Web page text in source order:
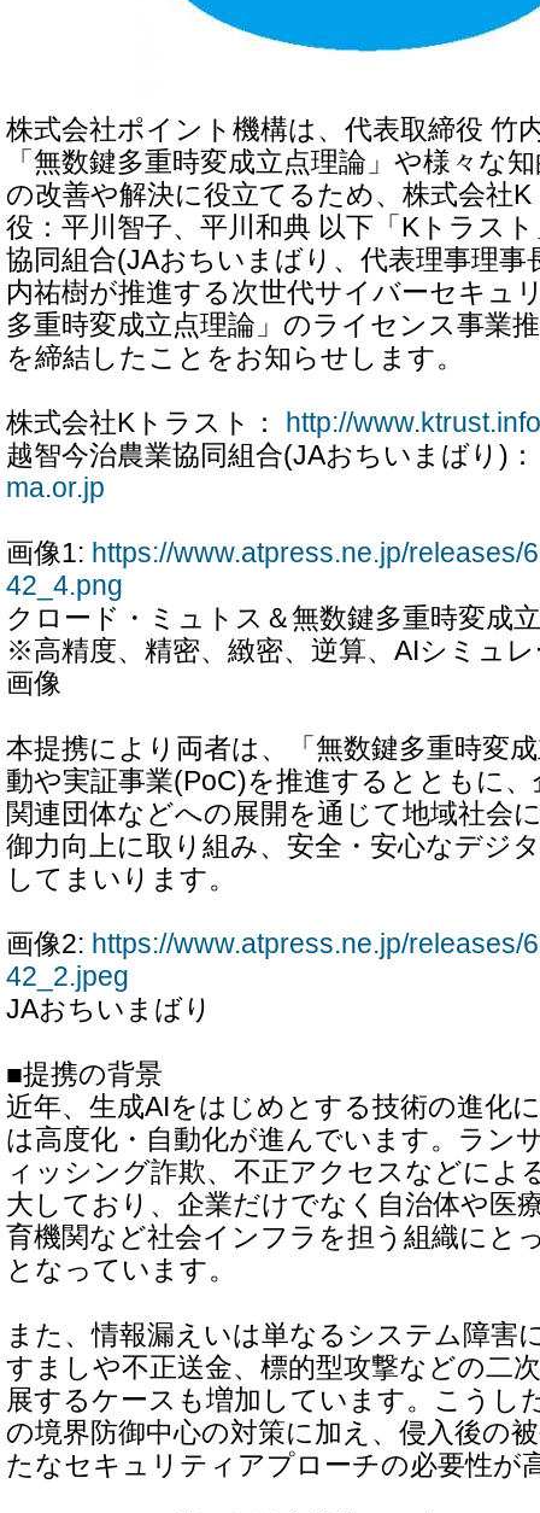
株式会社ポイント機構は、代表取締役 竹
「無数鍵多重時変成立点理論」や様々な
の改善や解決に役立てるため、株式会社
役：平川智子、平川和典 以下「Kトラス
協同組合(JAおちいまばり、代表理事理事
内祐樹が推進する次世代サイバーセキュ
多重時変成立点理論」のライセンス事業
を締結したことをお知らせします。
株式会社Kトラスト：
http://www.ktrust.info
越智今治農業協同組合(JAおちいまばり)
ma.or.jp
画像1: https://www.atpress.ne.jp/releases/
42_4.png
クロード・ミュトス＆無数鍵多重時変成
※高精度、精密、緻密、逆算、AIシミュ
画像
本提携により両者は、「無数鍵多重時変
動や実証事業(PoC)を推進するとともに
関連団体などへの展開を通じて地域社会
御力向上に取り組み、安全・安心なデジ
してまいります。
画像2: https://www.atpress.ne.jp/releases/
42_2.jpeg
JAおちいまばり
■提携の背景
近年、生成AIをはじめとする技術の進化
は高度化・自動化が進んでいます。ラン
ィッシング詐欺、不正アクセスなどによ
大しており、企業だけでなく自治体や医
育機関など社会インフラを担う組織にと
となっています。
また、情報漏えいは単なるシステム障害
すましや不正送金、標的型攻撃などの二
展するケースも増加しています。こうし
の境界防御中心の対策に加え、侵入後の
たなセキュリティアプローチの必要性が